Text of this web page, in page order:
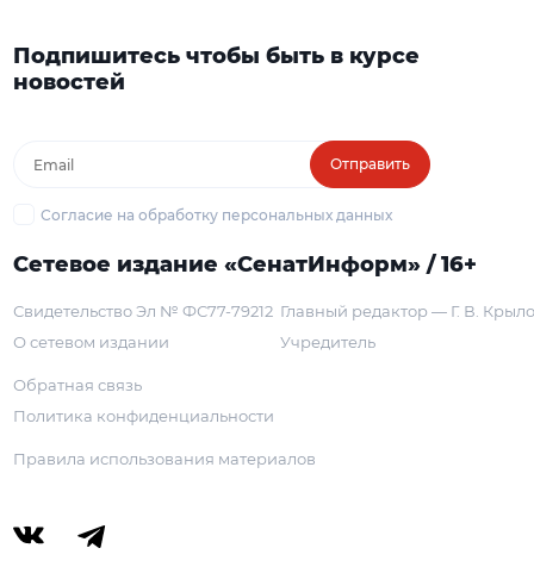
Подпишитесь чтобы быть в курсе
новостей
Отправить
Согласие на обработку персональных данных
Сетевое издание «СенатИнформ» / 16+
Свидетельство Эл № ФС77-79212
О сетевом издании
Главный редактор — Г. В.
Учредитель
Обратная связь
Политика конфиденциальности
Правила использования материалов